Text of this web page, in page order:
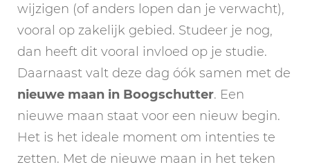
wijzigen (of anders lopen dan je verwacht),
vooral op zakelijk gebied. Studeer je nog,
dan heeft dit vooral invloed op je studie.
Daarnaast valt deze dag óók samen met de
nieuwe maan in Boogschutter. Een
nieuwe maan staat voor een nieuw begin.
Het is het ideale moment om intenties te
zetten. Met de nieuwe maan in het teken